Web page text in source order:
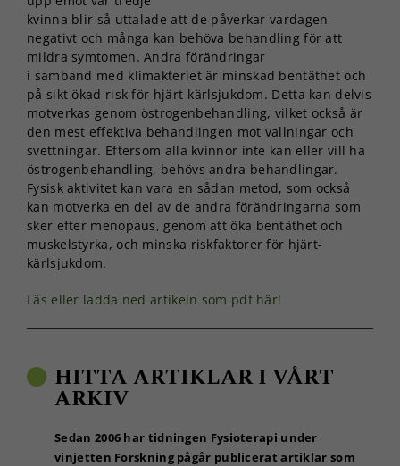
kvinna blir så uttalade att de påverkar vardagen
negativt och många kan behöva behandling för att
mildra symtomen. Andra förändringar
i samband med klimakteriet är minskad bentäthet och
på sikt ökad risk för hjärt-kärlsjukdom. Detta kan delvis
motverkas genom östrogenbehandling, vilket också är
den mest effektiva behandlingen mot vallningar och
svettningar. Eftersom alla kvinnor inte kan eller vill ha
östrogenbehandling, behövs andra behandlingar.
Fysisk aktivitet kan vara en sådan metod, som också
kan motverka en del av de andra förändringarna som
sker efter menopaus, genom att öka bentäthet och
muskelstyrka, och minska riskfaktorer för hjärt-
kärlsjukdom.
Läs eller ladda ned artikeln som pdf här!
HITTA ARTIKLAR I VÅRT
ARKIV
Sedan 2006 har tidningen Fysioterapi under
vinjetten Forskning pågår publicerat artiklar som